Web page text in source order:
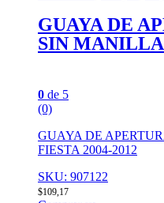
GUAYA DE
SIN MANILLA
0 de 5
(0)
GUAYA DE
FIESTA 2004-2012
SKU: 907122
$109,17